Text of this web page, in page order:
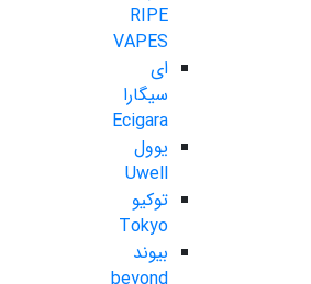
RIPE
VAPES
ای
سیگارا
Ecigara
یوول
Uwell
توکیو
Tokyo
بیوند